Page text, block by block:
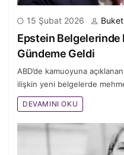
15 Şubat 2026 Buket
Epstein Belgelerinde
Gündeme Geldi
ABD’de kamuoyuna
ilişkin yeni belgelerde
DEVAMINI OKU